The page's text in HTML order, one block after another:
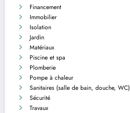
Financement
Immobilier
Isolation
Jardin
Matériaux
Piscine et spa
Plomberie
Pompe à chaleur
Sanitaires (salle de bain, douche, WC)
Sécurité
Travaux